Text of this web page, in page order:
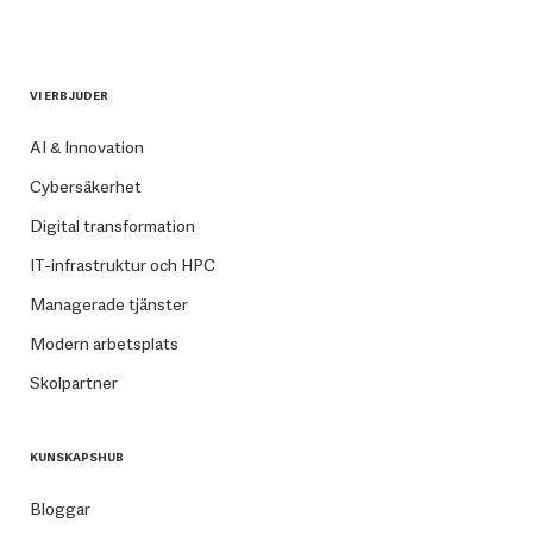
VI ERBJUDER
AI & Innovation
Cybersäkerhet
Digital transformation
IT-infrastruktur och HPC
Managerade tjänster
Modern arbetsplats
Skolpartner
KUNSKAPSHUB
Bloggar